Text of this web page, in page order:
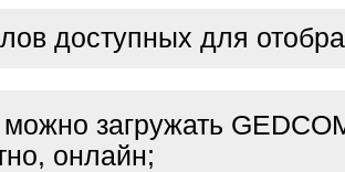
доступных для
загружать
онлайн;